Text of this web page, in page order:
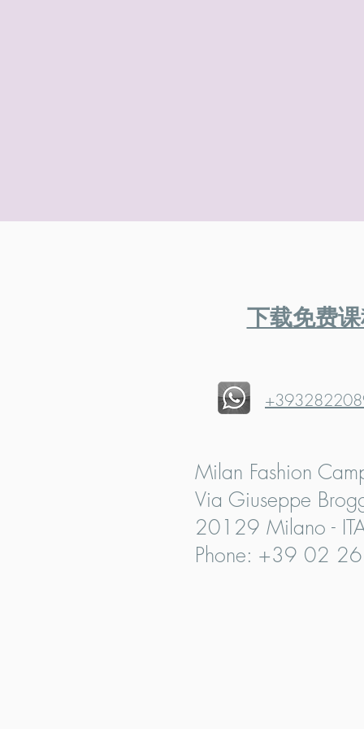
下载免费
Milan Fashion
Via Giuseppe
20129 Milano -
Phone: +39 02